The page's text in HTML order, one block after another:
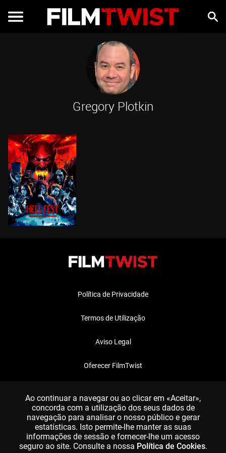
Gregory Plotkin
Política de Privacidade
Termos de Utilização
Aviso Legal
Oferecer FilmTwist
Ao continuar a navegar ou ao clicar em «Aceitar»,
concorda com a utilização dos seus dados de
navegação para analisar o nosso público e gerar
estatísticas. Isto permite-lhe manter as suas
informações de sessão e fornecer-lhe um acesso
seguro ao site. Consulte a nossa Política de Cookies.